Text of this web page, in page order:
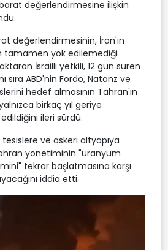
değerlendirmesine ilişkin
değerlendirmesinin, İran'ın
tamamen yok edilemediği
İsrailli yetkili, 12 gün süren
sıra ABD'nin Fordo, Natanz ve
hedef almasının Tahran'ın
birkaç yıl geriye
ileri sürdü.
ve askeri altyapıya
yönetiminin "uranyum
tekrar başlatmasına karşı
iddia etti.